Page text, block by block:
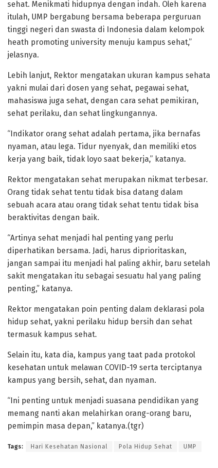
sehat. Menikmati hidupnya dengan indah. Oleh karena
itulah, UMP bergabung bersama beberapa perguruan
tinggi negeri dan swasta di Indonesia dalam kelompok
heath promoting university menuju kampus sehat,”
jelasnya.
Lebih lanjut, Rektor mengatakan ukuran kampus sehata
yakni mulai dari dosen yang sehat, pegawai sehat,
mahasiswa juga sehat, dengan cara sehat pemikiran,
sehat perilaku, dan sehat lingkungannya.
“Indikator orang sehat adalah pertama, jika bernafas
nyaman, atau lega. Tidur nyenyak, dan memiliki etos
kerja yang baik, tidak loyo saat bekerja,” katanya.
Rektor mengatakan sehat merupakan nikmat terbesar.
Orang tidak sehat tentu tidak bisa datang dalam
sebuah acara atau orang tidak sehat tentu tidak bisa
beraktivitas dengan baik.
“Artinya sehat menjadi hal penting yang perlu
diperhatikan bersama. Jadi, harus diprioritaskan,
jangan sampai itu menjadi hal paling akhir, baru setelah
sakit mengatakan itu sebagai sesuatu hal yang paling
penting,” katanya.
Rektor mengatakan poin penting dalam deklarasi pola
hidup sehat, yakni perilaku hidup bersih dan sehat
termasuk kampus sehat.
Selain itu, kata dia, kampus yang taat pada protokol
kesehatan untuk melawan COVID-19 serta terciptanya
kampus yang bersih, sehat, dan nyaman.
“Ini penting untuk menjadi suasana pendidikan yang
memang nanti akan melahirkan orang-orang baru,
pemimpin masa depan,” katanya.(tgr)
Tags: Hari Kesehatan Nasional Pola Hidup Sehat UMP